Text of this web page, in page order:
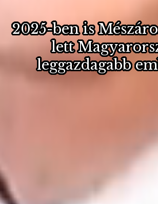
2025-ben is
lett
leggazdagabb